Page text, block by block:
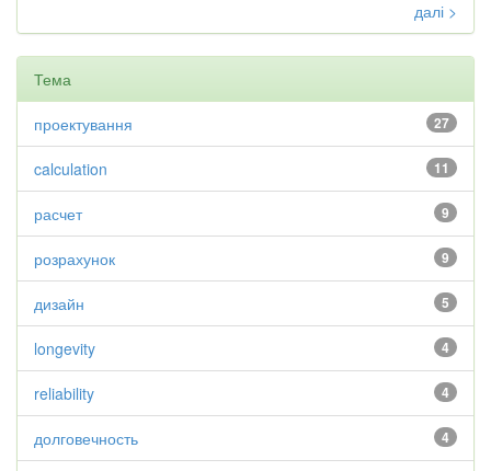
далі >
Тема
27
проектування
11
calculation
9
расчет
9
розрахунок
5
дизайн
4
longevity
4
reliability
4
долговечность